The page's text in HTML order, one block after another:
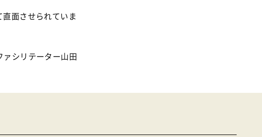
直面させられていま
ァシリテーター山田